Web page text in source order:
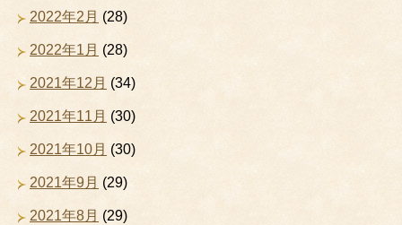
2022年2月 (28)
2022年1月 (28)
2021年12月 (34)
2021年11月 (30)
2021年10月 (30)
2021年9月 (29)
2021年8月 (29)